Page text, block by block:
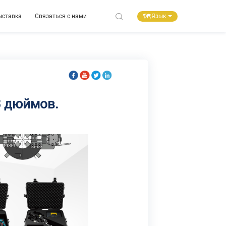
Связаться с нами Язык
дюймов.